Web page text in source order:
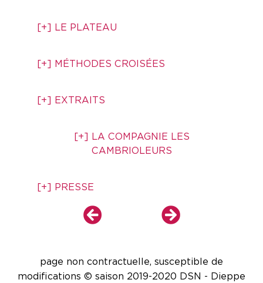
[+] LE PLATEAU
[+] MÉTHODES CROISÉES
[+] EXTRAITS
[+] LA COMPAGNIE LES
CAMBRIOLEURS
[+] PRESSE
page non contractuelle, susceptible de
modifications © saison 2019-2020 DSN - Dieppe